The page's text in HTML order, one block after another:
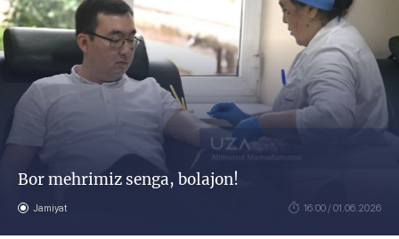
Bor mehrimiz senga, bolajon!
Jamiyat 16:00 / 01.06.2026